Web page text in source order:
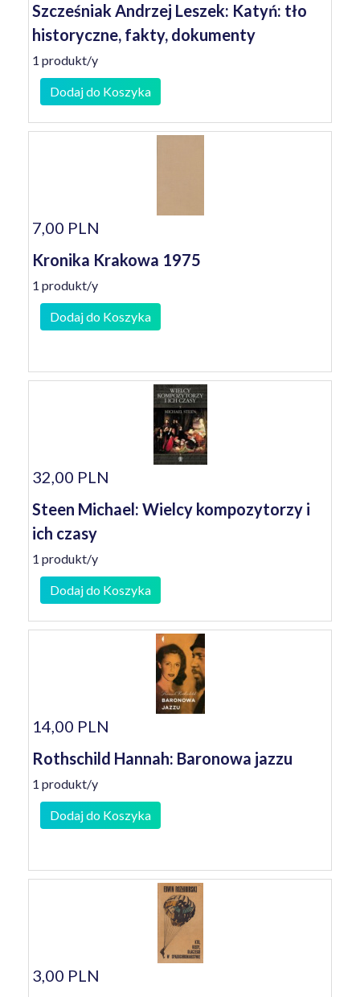
Szcześniak Andrzej Leszek: Katyń: tło
historyczne, fakty, dokumenty
1 produkt/y
Dodaj do Koszyka
7,00 PLN
Kronika Krakowa 1975
1 produkt/y
Dodaj do Koszyka
32,00 PLN
Steen Michael: Wielcy kompozytorzy i
ich czasy
1 produkt/y
Dodaj do Koszyka
14,00 PLN
Rothschild Hannah: Baronowa jazzu
1 produkt/y
Dodaj do Koszyka
3,00 PLN